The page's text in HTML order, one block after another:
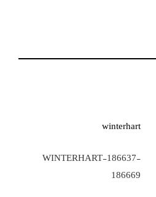
winterhart
WINTERHART-186637-
186669